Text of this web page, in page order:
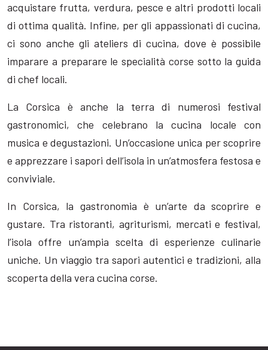
acquistare frutta, verdura, pesce e altri prodotti locali
di ottima qualità. Infine, per gli appassionati di cucina,
ci sono anche gli ateliers di cucina, dove è possibile
imparare a preparare le specialità corse sotto la guida
di chef locali.
La Corsica è anche la terra di numerosi festival
gastronomici, che celebrano la cucina locale con
musica e degustazioni. Un’occasione unica per scoprire
e apprezzare i sapori dell’isola in un’atmosfera festosa e
conviviale.
In Corsica, la gastronomia è un’arte da scoprire e
gustare. Tra ristoranti, agriturismi, mercati e festival,
l’isola offre un’ampia scelta di esperienze culinarie
uniche. Un viaggio tra sapori autentici e tradizioni, alla
scoperta della vera cucina corse.